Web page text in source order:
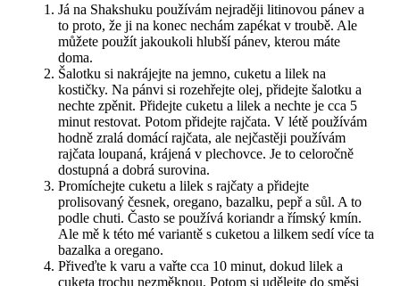
Já na Shakshuku používám nejraději litinovou pánev a
to proto, že ji na konec nechám zapékat v troubě. Ale
můžete použít jakoukoli hlubší pánev, kterou máte
doma.
Šalotku si nakrájejte na jemno, cuketu a lilek na
kostičky. Na pánvi si rozehřejte olej, přidejte šalotku a
nechte zpěnit. Přidejte cuketu a lilek a nechte je cca 5
minut restovat. Potom přidejte rajčata. V létě používám
hodně zralá domácí rajčata, ale nejčastěji používám
rajčata loupaná, krájená v plechovce. Je to celoročně
dostupná a dobrá surovina.
Promíchejte cuketu a lilek s rajčaty a přidejte
prolisovaný česnek, oregano, bazalku, pepř a sůl. A to
podle chuti. Často se používá koriandr a římský kmín.
Ale mě k této mé variantě s cuketou a lilkem sedí více ta
bazalka a oregano.
Přiveďte k varu a vařte cca 10 minut, dokud lilek a
cuketa trochu nezměknou. Potom si udělejte do směsi